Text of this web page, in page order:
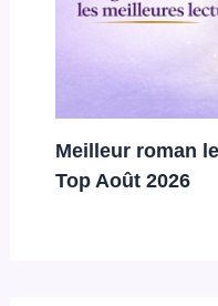
Meilleur roman
Top Août 2026